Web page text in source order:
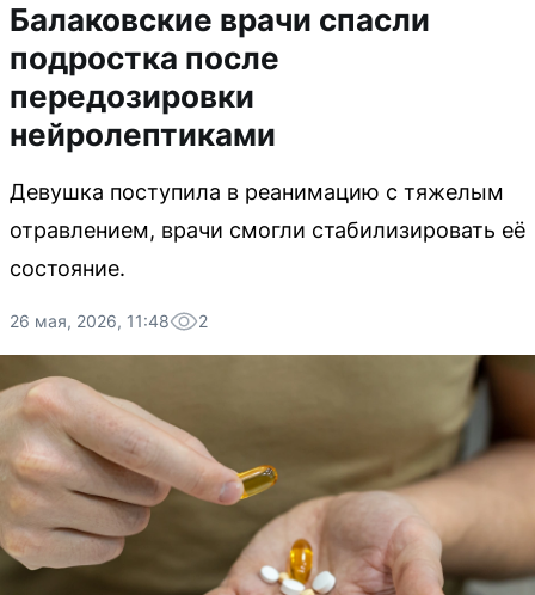
Балаковские врачи спасли
подростка после
передозировки
нейролептиками
Девушка поступила в реанимацию с тяжелым
отравлением, врачи смогли стабилизировать её
состояние.
26 мая, 2026, 11:48 2